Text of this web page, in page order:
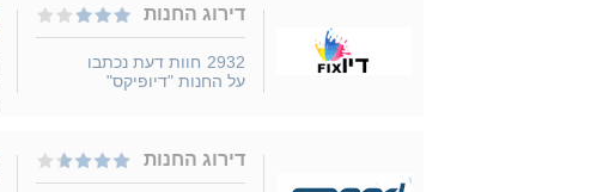
דירוג החנות
2932 חוות דעת נכתבו
על החנות "דיופיקס"
דירוג החנות